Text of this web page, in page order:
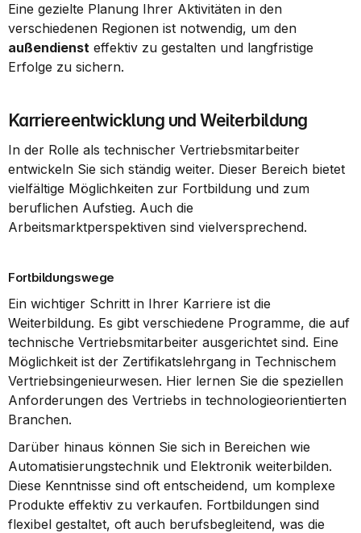
Eine gezielte Planung Ihrer Aktivitäten in den
außendienst effektiv zu gestalten und langfristige
Erfolge zu sichern.
Karriereentwicklung und Weiterbildung
In der Rolle als technischer Vertriebsmitarbeiter
entwickeln Sie sich ständig weiter. Dieser Bereich bietet
vielfältige Möglichkeiten zur Fortbildung und zum
beruflichen Aufstieg. Auch die
Arbeitsmarktperspektiven sind vielversprechend.
Fortbildungswege
Ein wichtiger Schritt in Ihrer Karriere ist die
Weiterbildung. Es gibt verschiedene Programme, die auf
technische Vertriebsmitarbeiter ausgerichtet sind. Eine
Möglichkeit ist der Zertifikatslehrgang in Technischem
Vertriebsingenieurwesen. Hier lernen Sie die speziellen
Anforderungen des Vertriebs in technologieorientierten
Branchen.
Darüber hinaus können Sie sich in Bereichen wie
Automatisierungstechnik und Elektronik weiterbilden.
Diese Kenntnisse sind oft entscheidend, um komplexe
Produkte effektiv zu verkaufen. Fortbildungen sind
flexibel gestaltet, oft auch berufsbegleitend, was die